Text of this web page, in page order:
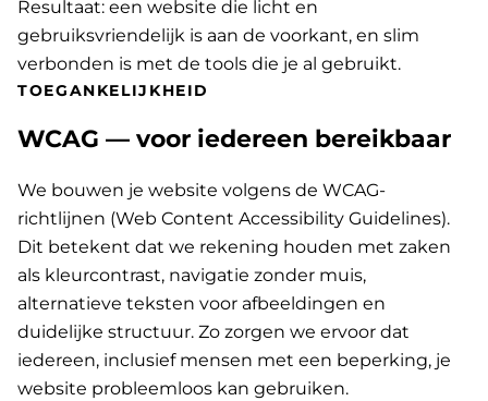
Resultaat: een website die licht en
gebruiksvriendelijk is aan de voorkant, en slim
verbonden is met de tools die je al gebruikt.
TOEGANKELIJKHEID
WCAG — voor iedereen bereikbaar
We bouwen je website volgens de WCAG-
richtlijnen (Web Content Accessibility Guidelines).
Dit betekent dat we rekening houden met zaken
als kleurcontrast, navigatie zonder muis,
alternatieve teksten voor afbeeldingen en
duidelijke structuur. Zo zorgen we ervoor dat
iedereen, inclusief mensen met een beperking, je
website probleemloos kan gebruiken.